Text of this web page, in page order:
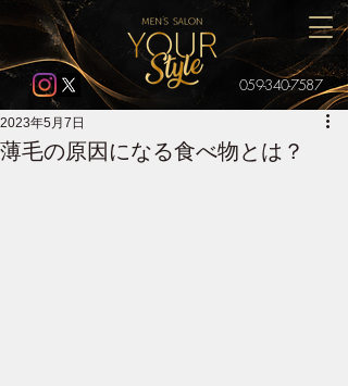
059-340-7587
薄毛の原因になる食べ物とは？
2023年5月7日